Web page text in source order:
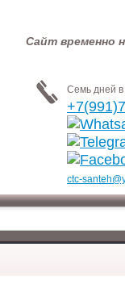
Сайт временно
Семь дней
ctc-